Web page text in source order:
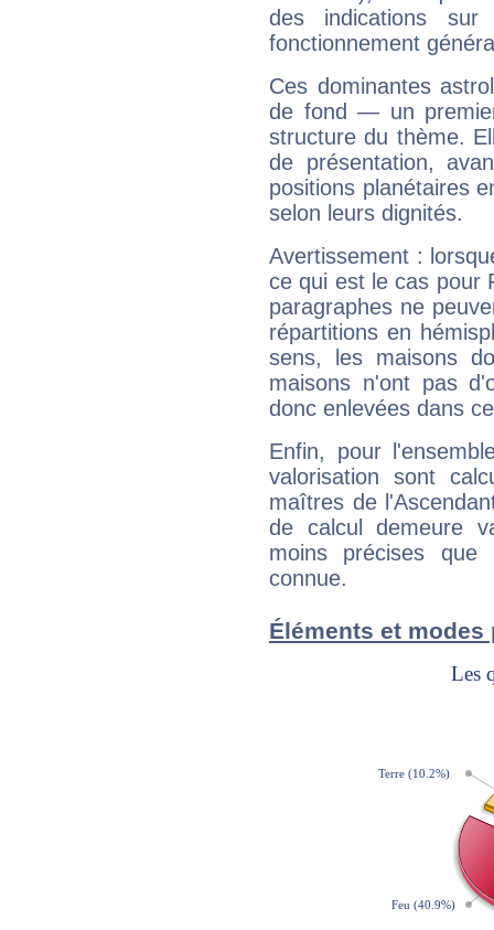
des indications sur
fonctionnement
Ces dominantes
de fond — un
structure du thème.
de présentation,
positions planétaires
selon leurs dignités.
Avertissement :
ce qui est le cas pour
paragraphes ne
répartitions en
sens, les maisons
maisons n'ont pas
donc enlevées dans
Enfin, pour
valorisation sont
maîtres de
de calcul demeure
moins précises que
connue.
Éléments et